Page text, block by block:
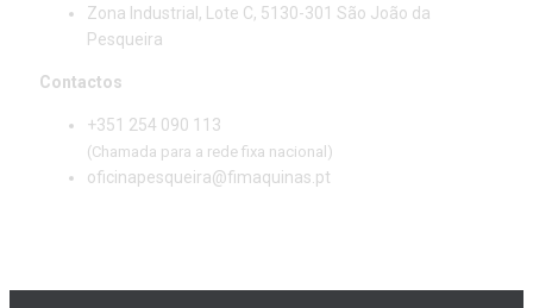
Zona Industrial, Lote C, 5130-301 São João da
Pesqueira
Contactos
+351 254 090 113
(Chamada para a rede fixa nacional)
oficinapesqueira@fimaquinas.pt